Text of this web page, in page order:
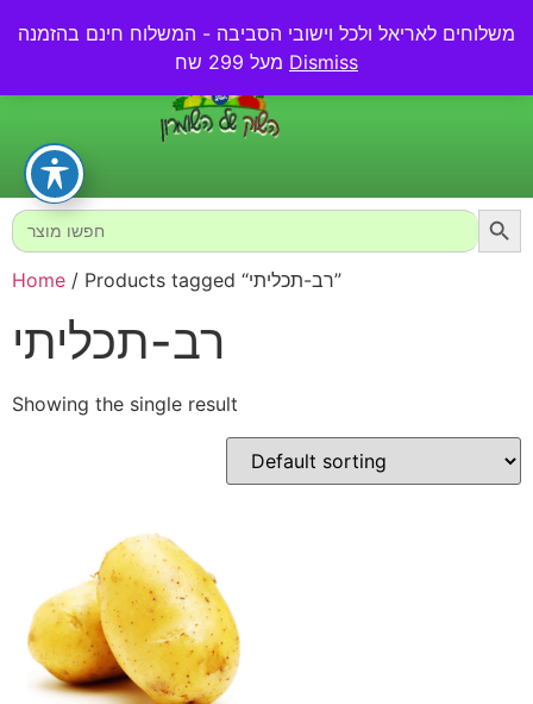
משלוחים לאריאל ולכל וישובי הסביבה - המשלוח חינם בהזמנה
Dismiss
0.00₪
Search
for:
Home / Products tagged “רב-תכליתי”
רב-תכליתי
Showing the single result